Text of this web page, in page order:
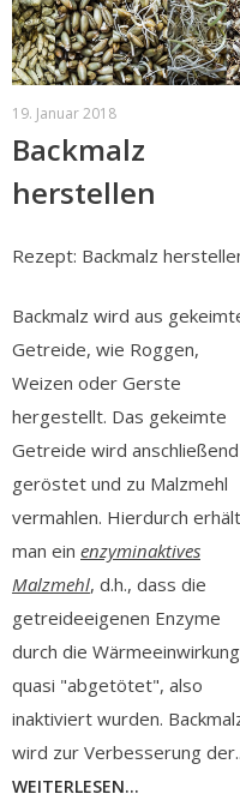
19. Januar 2018
Backmalz
herstellen
Rezept: Backmalz
Backmalz wird aus
Getreide, wie Roggen,
Weizen oder Gerste
hergestellt. Das gekeimte
Getreide wird anschließend
geröstet und zu Malzmehl
vermahlen. Hierdurch erhält
man ein enzyminaktives
Malzmehl, d.h., dass die
getreideeigenen Enzyme
durch die Wärmeeinwirkung
quasi "abgetötet", also
inaktiviert wurden.
wird zur Verbesserung
WEITERLESEN...